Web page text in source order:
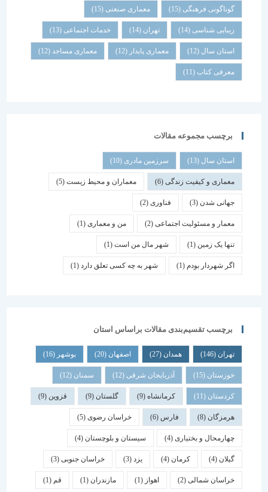
گوناگونی فرهنگی (15) معماری صنعتی(15)
زیبایی شناسی (14) تهران خدمات اجتماعی (13)
استان سال(12) معماری پایدار (12) معماری مساجد(12)
معرفی کتاب(11)
برچسب مجموعه مقالات
استان سال(13) سرزمین مادری(10)
معماری و کیفیت زندگی(6) معماران و محیط زیست(5)
جهانی شدن(3) فناوری (2)
معمار و مسئولیت اجتماعی (2) من و معماری (1)
تنها یک زمین(1) شهر مال من است(1)
اگر شهردار بودم (1) شهر به چه کسی تعلق دارد(1)
برچسب تقسیم‌بندی مقالات براساس استان
همدان اصفهان (20) بوشهر
خوزستان(15) آذربایجان شرقی(12) سمنان (12)
کردستان(11) کرمانشاه(9) گلستان (9) قزوین
هرمزگان(8) فارس خراسان رضوی(5)
چهارمحال و بختیاری (4) سیستان و بلوچستان(4)
کرمان یزد خراسان جنوبی(3)
خراسان شمالی(2) اهواز مازندران(1) قم